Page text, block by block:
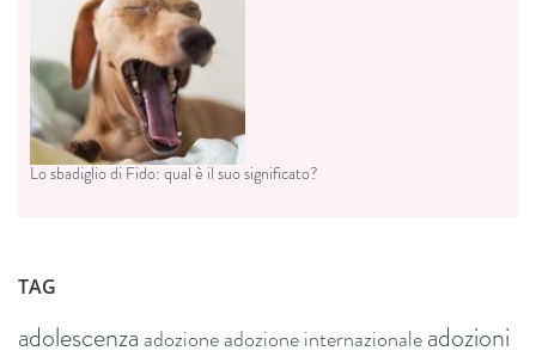
Lo sbadiglio di Fido: qual è il suo significato?
TAG
adolescenza adozioneadozione internazionaleadozioni